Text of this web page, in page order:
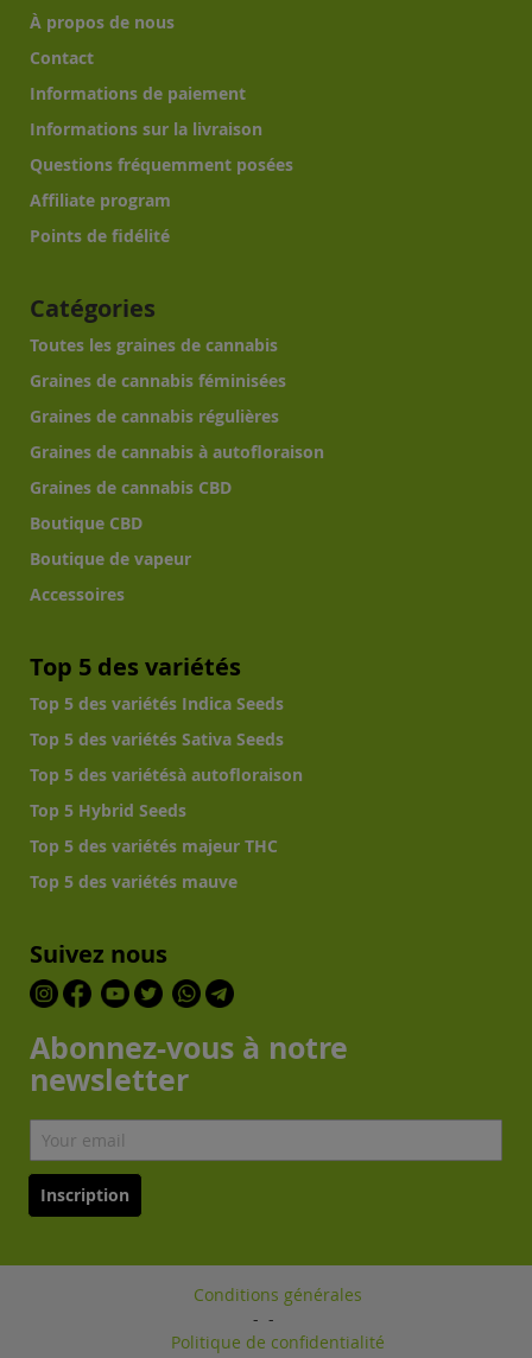
À propos de nous
Contact
Informations de paiement
Informations sur la livraison
Questions fréquemment posées
Affiliate program
Points de fidélité
Catégories
Toutes les graines de cannabis
Graines de cannabis féminisées
Graines de cannabis régulières
Graines de cannabis à autofloraison
Graines de cannabis CBD
Boutique CBD
Boutique de vapeur
Accessoires
Top 5 des variétés
Top 5 des variétés Indica Seeds
Top 5 des variétés Sativa Seeds
Top 5 des variétésà autofloraison
Top 5 Hybrid Seeds
Top 5 des variétés majeur THC
Top 5 des variétés mauve
Suivez nous
Abonnez-vous à notre
newsletter
Inscription
Conditions générales
-
Politique de confidentialité
-